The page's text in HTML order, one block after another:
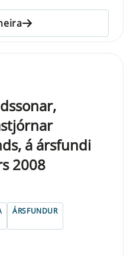
á ársfundi
2008
ÁRSFUNDUR